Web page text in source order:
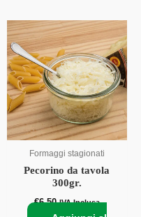
Formaggi stagionati
Pecorino da tavola
300gr.
€6,50 IVA Inclusa